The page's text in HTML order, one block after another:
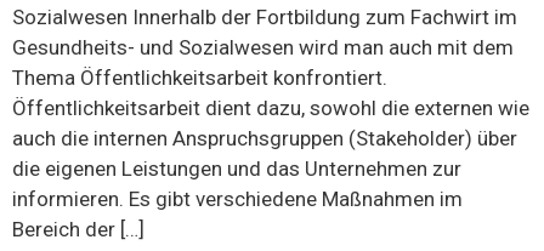
Sozialwesen Innerhalb der Fortbildung zum Fachwirt im
Gesundheits- und Sozialwesen wird man auch mit dem
Thema Öffentlichkeitsarbeit konfrontiert.
Öffentlichkeitsarbeit dient dazu, sowohl die externen wie
auch die internen Anspruchsgruppen (Stakeholder) über
die eigenen Leistungen und das Unternehmen zur
informieren. Es gibt verschiedene Maßnahmen im
Bereich der […]